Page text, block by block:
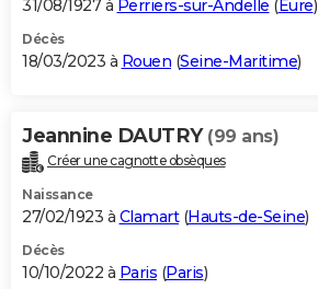
31/08/1927 à Perriers-sur-Andelle ( Eure)
Décès
18/03/2023 à Rouen (Seine-Maritime)
Jeannine DAUTRY (99 ans)
Créer une cagnotte obsèques
Naissance
27/02/1923 à Clamart(Hauts-de-Seine)
Décès
10/10/2022 à Paris (Paris)